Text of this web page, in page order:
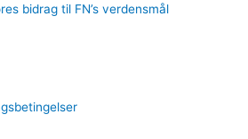
bidrag til FN’s verdensmål